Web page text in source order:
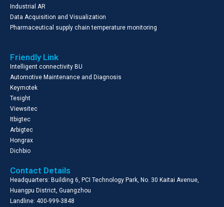
Industrial AR
Data Acquisition and Visualization
Pharmaceutical supply chain temperature monitoring
Friendly Link
Intelligent connectivity BU
Automotive Maintenance and Diagnosis
Keymotek
Tesight
Viewsitec
Itbigtec
Arbigtec
Hongrax
Dichbio
Contact Details
Headquarters: Building 6, PCI Technology Park, No. 30 Kaitai Avenue,
Huangpu District, Guangzhou
Landline: 400-999-3848